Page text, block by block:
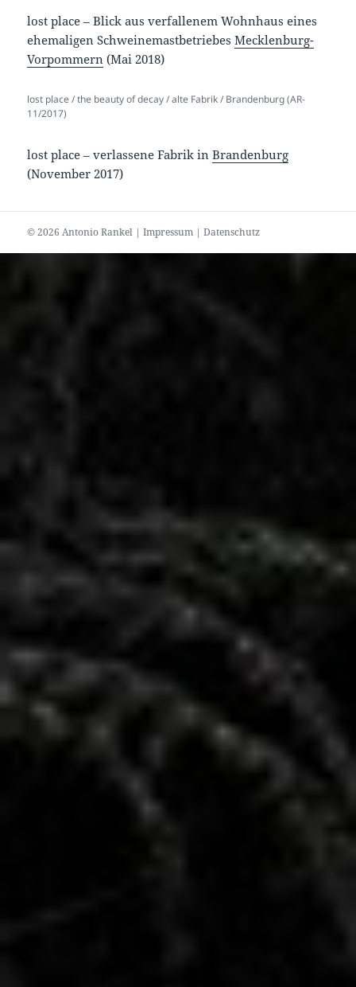
lost place – Blick aus verfallenem Wohnhaus eines
ehemaligen SchweinemastbetriebesMecklenburg-
Vorpommern (Mai 2018)
lost place / the beauty of decay / alte Fabrik / Brandenburg (AR-
11/2017)
lost place – verlassene Fabrik inBrandenburg
(November 2017)
© 2026 Antonio Rankel |Impressum |Datenschutz